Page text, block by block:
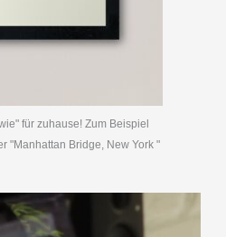
für zuhause! Zum Beispiel
"Manhattan Bridge, New York "